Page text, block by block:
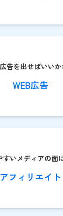
告を出せばいい
WEB広告
すいメディアの面
アフィリエイト